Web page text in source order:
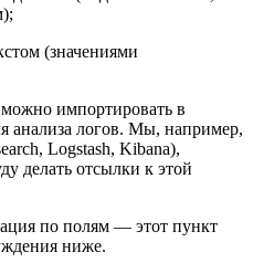
(значениями
импортировать в
анализа логов. Мы, например,
Logstash, Kibana),
делать отсылки к этой
по полям — этот пункт
ниже.